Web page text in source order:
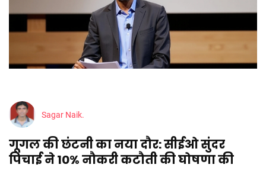
Sagar Naik.
गूगल की छंटनी का नया दौर: सीईओ सुंदर
पिचाई ने 10% नौकरी कटौती की घोषणा की